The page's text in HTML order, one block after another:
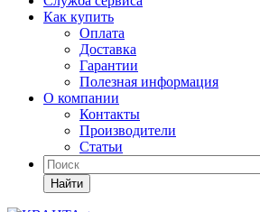
Как купить
Оплата
Доставка
Гарантии
Полезная информация
О компании
Контакты
Производители
Статьи
Найти